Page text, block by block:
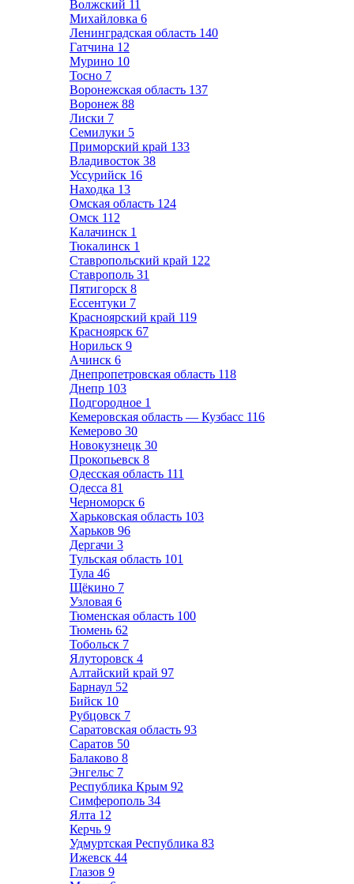
Волжский 11
Михайловка 6
Ленинградская область 140
Гатчина 12
Мурино 10
Тосно 7
Воронежская область 137
Воронеж 88
Лиски 7
Семилуки 5
Приморский край 133
Владивосток 38
Уссурийск 16
Находка 13
Омская область 124
Омск 112
Калачинск 1
Тюкалинск 1
Ставропольский край 122
Ставрополь 31
Пятигорск 8
Ессентуки 7
Красноярский край 119
Красноярск 67
Норильск 9
Ачинск 6
Днепропетровская область 118
Днепр 103
Подгородное 1
Кемеровская область — Кузбасс 116
Кемерово 30
Новокузнецк 30
Прокопьевск 8
Одесская область 111
Одесса 81
Черноморск 6
Харьковская область 103
Харьков 96
Дергачи 3
Тульская область 101
Тула 46
Щёкино 7
Узловая 6
Тюменская область 100
Тюмень 62
Тобольск 7
Ялуторовск 4
Алтайский край 97
Барнаул 52
Бийск 10
Рубцовск 7
Саратовская область 93
Саратов 50
Балаково 8
Энгельс 7
Республика Крым 92
Симферополь 34
Ялта 12
Керчь 9
Удмуртская Республика 83
Ижевск 44
Глазов 9